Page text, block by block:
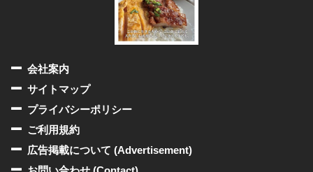
会社案内
サイトマップ
プライバシーポリシー
ご利用規約
広告掲載について (Advertisement)